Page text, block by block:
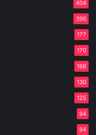
404
396
177
170
166
130
125
94
94